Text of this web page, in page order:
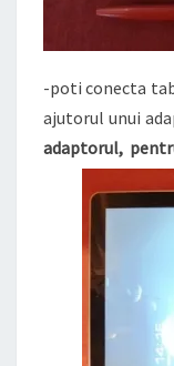
-poti conecta
ajutorul unui
adaptorul,